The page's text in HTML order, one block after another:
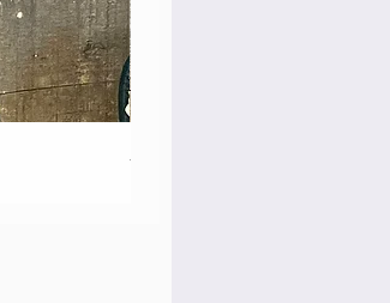
Martin 00-18 Tim O'brien